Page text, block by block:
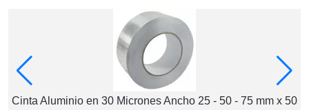
Cinta Aluminio en 30 Micrones Ancho 25 - 50 - 75 mm x 50